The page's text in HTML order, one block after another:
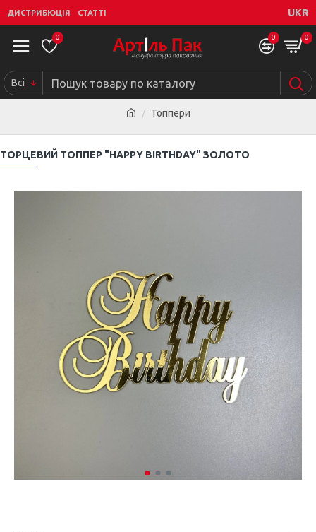
ДИСТРИБЮЦІЯ СТАТТІ UKR
0 0 0
Всі
Топпери
ТОРЦЕВИЙ ТОППЕР "HAPPY BIRTHDAY" ЗОЛОТО